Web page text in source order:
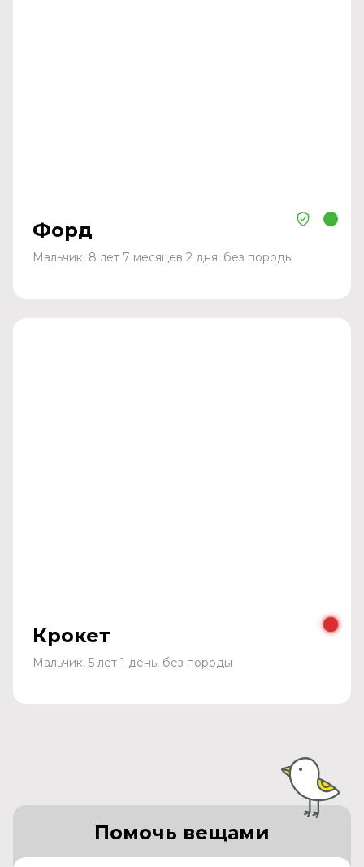
Форд
Мальчик, 8 лет 7 месяцев 2 дня, без породы
Крокет
Мальчик, 5 лет 1 день, без породы
Помочь вещами